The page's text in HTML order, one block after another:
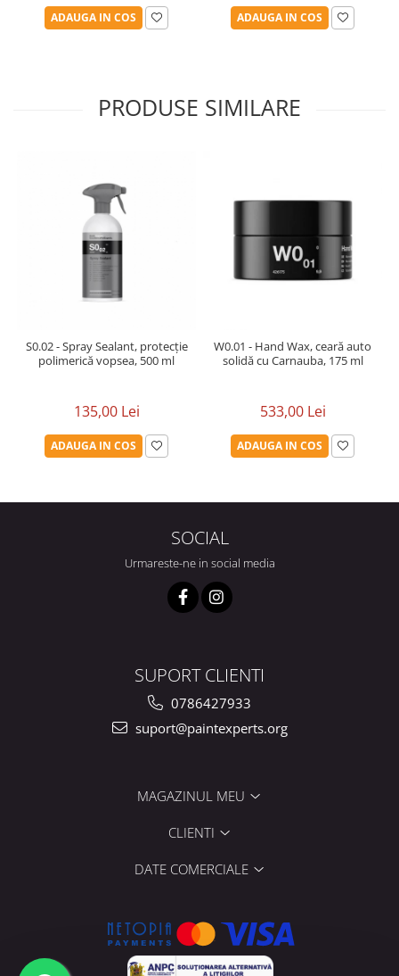
ADAUGA IN COS ADAUGA IN COS
PRODUSE SIMILARE
S0.02 - Spray Sealant, protecție
polimerică vopsea, 500 ml
135,00 Lei
ADAUGA IN COS
W0.01 - Hand Wax, ceară auto
solidă cu Carnauba, 175 ml
533,00 Lei
ADAUGA IN COS
SOCIAL
Urmareste-ne in social media
SUPORT CLIENTI
0786427933
suport@paintexperts.org
MAGAZINUL MEU
CLIENTI
DATE COMERCIALE